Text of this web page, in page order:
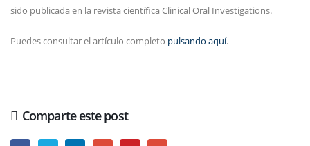
sido publicada en la revista científica Clinical Oral Investigations.
Puedes consultar el artículo completo pulsando aquí.
Comparte este post